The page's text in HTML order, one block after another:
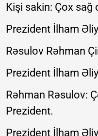
Kişi sakin: Çox sağ
Prezident İlham
Rəsulov Rəhman
Prezident İlham
Rəhman Rəsulov:
Prezident.
Prezident İlham